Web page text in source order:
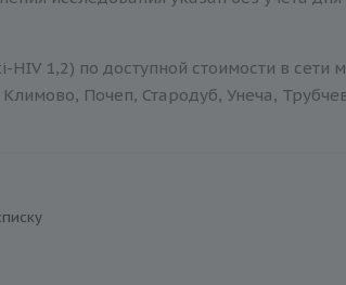
1,2) по доступной стоимости в сети
Почеп, Стародуб, Унеча,